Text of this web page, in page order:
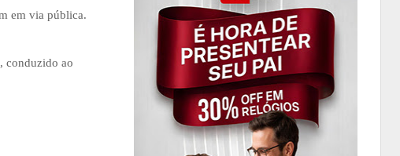
em via pública.
conduzido ao